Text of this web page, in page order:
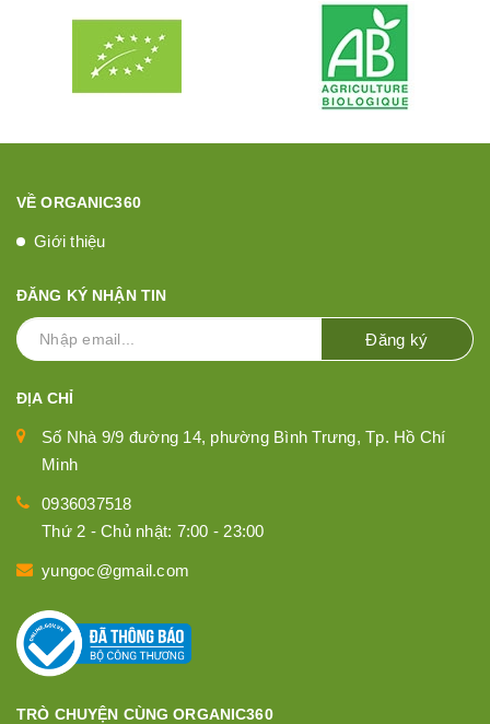
VỀ ORGANIC360
Giới thiệu
ĐĂNG KÝ NHẬN TIN
Đăng ký
ĐỊA CHỈ
Số Nhà 9/9 đường 14, phường Bình Trưng, Tp. Hồ Chí
Minh
0936037518
Thứ 2 - Chủ nhật: 7:00 - 23:00
yungoc@gmail.com
TRÒ CHUYỆN CÙNG ORGANIC360